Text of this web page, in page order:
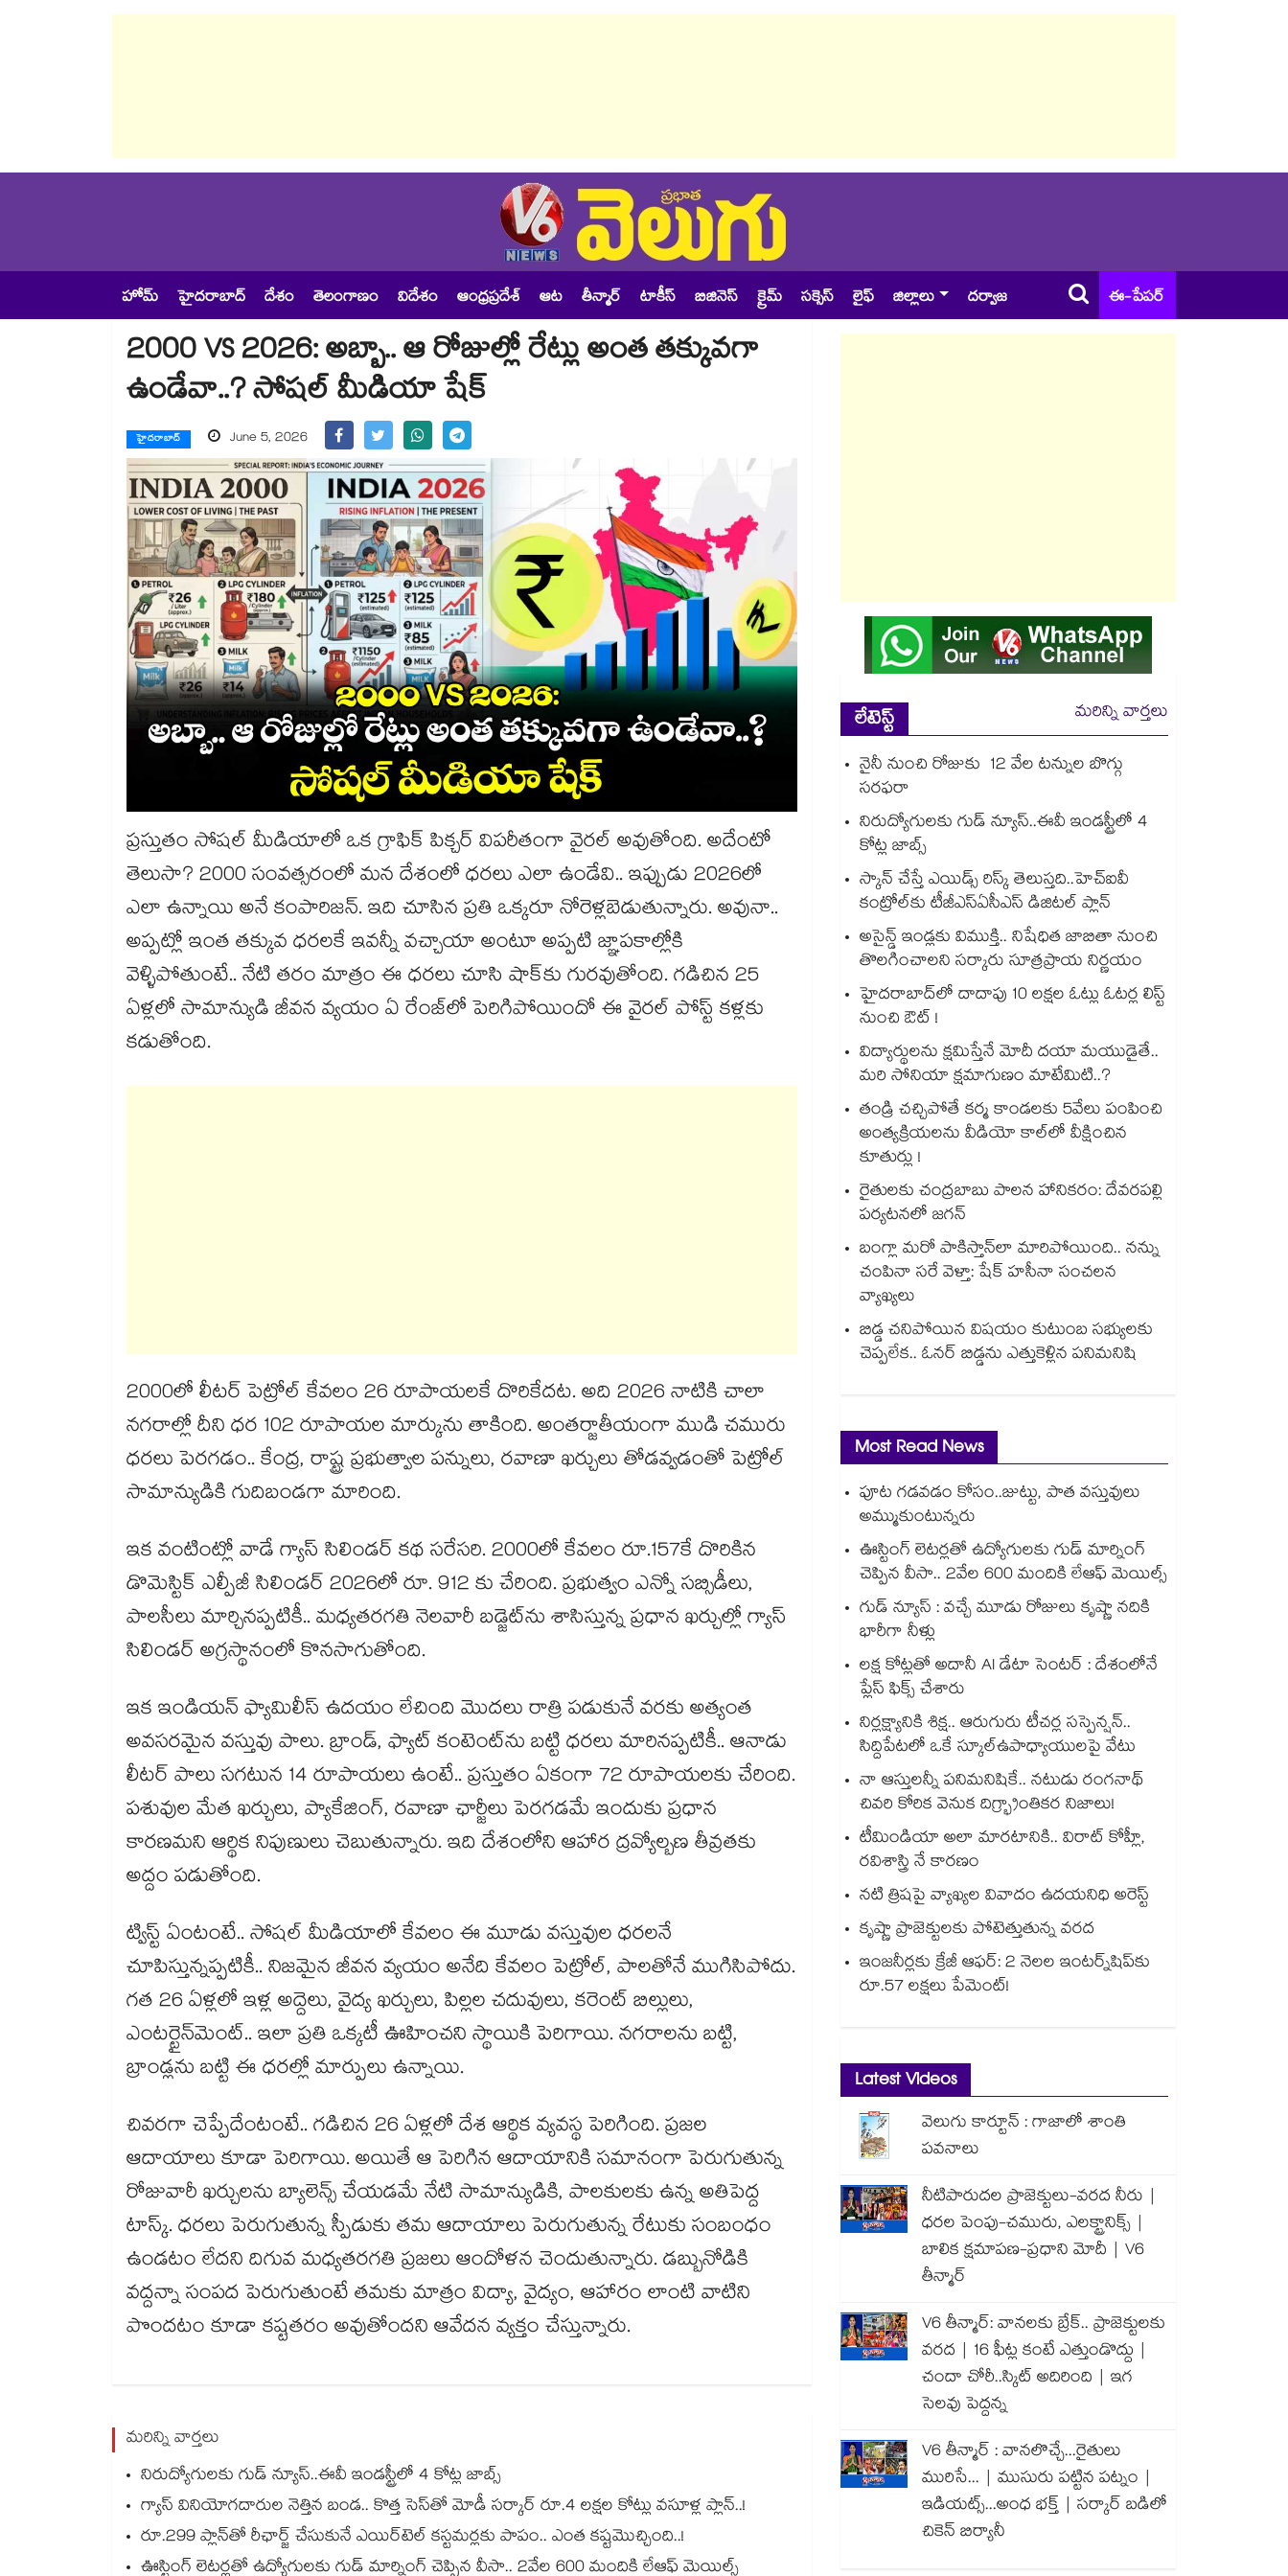
హోమ్ హైదరాబాద్ దేశం తెలంగాణం విదేశం ఆంధ్రప్రదేశ్ ఆట తీన్మార్ టాకీస్ బిజినెస్ క్రైమ్ సక్సెస్ లైఫ్ జిల్లాలు దర్వాజ ఈ-పేపర్
2000 VS 2026: అబ్బా.. ఆ రోజుల్లో రేట్లు అంత తక్కువగా
ఉండేవా..? సోషల్ మీడియా షేక్
హైదరాబాద్ June 5, 2026
ప్రస్తుతం సోషల్ మీడియాలో ఒక గ్రాఫిక్ పిక్చర్ విపరీతంగా వైరల్ అవుతోంది. అదేంటో
తెలుసా? 2000 సంవత్సరంలో మన దేశంలో ధరలు ఎలా ఉండేవి.. ఇప్పుడు 2026లో
ఎలా ఉన్నాయి అనే కంపారిజన్. ఇది చూసిన ప్రతి ఒక్కరూ నోరెళ్లబెడుతున్నారు. అవునా..
అప్పట్లో ఇంత తక్కువ ధరలకే ఇవన్నీ వచ్చాయా అంటూ అప్పటి జ్ఞాపకాల్లోకి
వెళ్ళిపోతుంటే.. నేటి తరం మాత్రం ఈ ధరలు చూసి షాక్‌కు గురవుతోంది. గడిచిన 25
ఏళ్లలో సామాన్యుడి జీవన వ్యయం ఏ రేంజ్‌లో పెరిగిపోయిందో ఈ వైరల్ పోస్ట్ కళ్లకు
కడుతోంది.
2000లో లీటర్ పెట్రోల్ కేవలం 26 రూపాయలకే దొరికేదట. అది 2026 నాటికి చాలా
నగరాల్లో దీని ధర 102 రూపాయల మార్కును తాకింది. అంతర్జాతీయంగా ముడి చమురు
ధరలు పెరగడం.. కేంద్ర, రాష్ట్ర ప్రభుత్వాల పన్నులు, రవాణా ఖర్చులు తోడవ్వడంతో పెట్రోల్
సామాన్యుడికి గుదిబండగా మారింది.
ఇక వంటింట్లో వాడే గ్యాస్ సిలిండర్ కథ సరేసరి. 2000లో కేవలం రూ.157కే దొరికిన
డొమెస్టిక్ ఎల్పీజీ సిలిండర్ 2026లో రూ. 912 కు చేరింది. ప్రభుత్వం ఎన్నో సబ్సిడీలు,
పాలసీలు మార్చినప్పటికీ.. మధ్యతరగతి నెలవారీ బడ్జెట్‌ను శాసిస్తున్న ప్రధాన ఖర్చుల్లో గ్యాస్
సిలిండర్ అగ్రస్థానంలో కొనసాగుతోంది.
ఇక ఇండియన్ ఫ్యామిలీస్ ఉదయం లేచింది మొదలు రాత్రి పడుకునే వరకు అత్యంత
అవసరమైన వస్తువు పాలు. బ్రాండ్, ఫ్యాట్ కంటెంట్‌ను బట్టి ధరలు మారినప్పటికీ.. ఆనాడు
లీటర్ పాలు సగటున 14 రూపాయలు ఉంటే.. ప్రస్తుతం ఏకంగా 72 రూపాయలకు చేరింది.
పశువుల మేత ఖర్చులు, ప్యాకేజింగ్, రవాణా ఛార్జీలు పెరగడమే ఇందుకు ప్రధాన
కారణమని ఆర్థిక నిపుణులు చెబుతున్నారు. ఇది దేశంలోని ఆహార ద్రవ్యోల్బణ తీవ్రతకు
అద్దం పడుతోంది.
ట్విస్ట్ ఏంటంటే.. సోషల్ మీడియాలో కేవలం ఈ మూడు వస్తువుల ధరలనే
చూపిస్తున్నప్పటికీ.. నిజమైన జీవన వ్యయం అనేది కేవలం పెట్రోల్, పాలతోనే ముగిసిపోదు.
గత 26 ఏళ్లలో ఇళ్ల అద్దెలు, వైద్య ఖర్చులు, పిల్లల చదువులు, కరెంట్ బిల్లులు,
ఎంటర్టైన్‌మెంట్.. ఇలా ప్రతి ఒక్కటీ ఊహించని స్థాయికి పెరిగాయి. నగరాలను బట్టి,
బ్రాండ్లను బట్టి ఈ ధరల్లో మార్పులు ఉన్నాయి.
చివరగా చెప్పేదేంటంటే.. గడిచిన 26 ఏళ్లలో దేశ ఆర్థిక వ్యవస్థ పెరిగింది. ప్రజల
ఆదాయాలు కూడా పెరిగాయి. అయితే ఆ పెరిగిన ఆదాయానికి సమానంగా పెరుగుతున్న
రోజువారీ ఖర్చులను బ్యాలెన్స్ చేయడమే నేటి సామాన్యుడికి, పాలకులకు ఉన్న అతిపెద్ద
టాస్క్. ధరలు పెరుగుతున్న స్పీడుకు తమ ఆదాయాలు పెరుగుతున్న రేటుకు సంబంధం
ఉండటం లేదని దిగువ మధ్యతరగతి ప్రజలు ఆందోళన చెందుతున్నారు. డబ్బునోడికి
వద్దన్నా సంపద పెరుగుతుంటే తమకు మాత్రం విద్యా, వైద్యం, ఆహారం లాంటి వాటిని
పొందటం కూడా కష్టతరం అవుతోందని ఆవేదన వ్యక్తం చేస్తున్నారు.
మరిన్ని వార్తలు
నిరుద్యోగులకు గుడ్ న్యూస్..ఈవీ ఇండస్ట్రీలో 4 కోట్ల జాబ్స్
గ్యాస్ వినియోగదారుల నెత్తిన బండ.. కొత్త సెస్‌తో మోడీ సర్కార్ రూ.4 లక్షల కోట్లు వసూళ్ల ప్లాన్..!
రూ.299 ప్లాన్‌తో రీఛార్జ్ చేసుకునే ఎయిర్‌టెల్ కస్టమర్లకు పాపం.. ఎంత కష్టమొచ్చింది..!
ఊస్టింగ్ లెటర్లతో ఉద్యోగులకు గుడ్ మార్నింగ్ చెప్పిన వీసా.. 2వేల 600 మందికి లేఆఫ్ మెయిల్స్
లేటెస్ట్
మరిన్ని వార్తలు
నైనీ నుంచి రోజుకు 12 వేల టన్నుల బొగ్గు
సరఫరా
నిరుద్యోగులకు గుడ్ న్యూస్..ఈవీ ఇండస్ట్రీలో 4
కోట్ల జాబ్స్
స్కాన్ చేస్తే ఎయిడ్స్ రిస్క్ తెలుస్తది..హెచ్‌‌‌‌‌‌‌‌ఐవీ
కంట్రోల్‌‌‌‌‌‌‌‌కు టీజీఎస్‌‌‌‌‌‌‌‌ఏసీఎస్ డిజిటల్ ప్లాన్
అసైన్డ్ ఇండ్లకు విముక్తి.. నిషేధిత జాబితా నుంచి
తొలగించాలని సర్కారు సూత్రప్రాయ నిర్ణయం
హైదరాబాద్⁫లో దాదాపు 10 లక్షల ఓట్లు ఓటర్ల లిస్ట్
నుంచి ఔట్ !
విద్యార్థులను క్షమిస్తేనే మోదీ దయా మయుడైతే..
మరి సోనియా క్షమాగుణం మాటేమిటి..?
తండ్రి చచ్చిపోతే కర్మ కాండలకు 5వేలు పంపించి
అంత్యక్రియలను వీడియో కాల్⁭లో వీక్షించిన
కూతుర్లు !
రైతులకు చంద్రబాబు పాలన హానికరం: దేవరపల్లి
పర్యటనలో జగన్
బంగ్లా మరో పాకిస్తాన్⁭లా మారిపోయింది.. నన్ను
చంపినా సరే వెళ్తా: షేక్ హసీనా సంచలన
వ్యాఖ్యలు
బిడ్డ చనిపోయిన విషయం కుటుంబ సభ్యులకు
చెప్పలేక.. ఓనర్ బిడ్డను ఎత్తుకెళ్లిన పనిమనిషి
Most Read News
పూట గడవడం కోసం..జుట్టు, పాత వస్తువులు
అమ్ముకుంటున్నరు
ఊస్టింగ్ లెటర్లతో ఉద్యోగులకు గుడ్ మార్నింగ్
చెప్పిన వీసా.. 2వేల 600 మందికి లేఆఫ్ మెయిల్స్
గుడ్ న్యూస్ : వచ్చే మూడు రోజులు కృష్ణా నదికి
భారీగా నీళ్లు
లక్ష కోట్లతో అదానీ AI డేటా సెంటర్ : దేశంలోనే
ప్లేస్ ఫిక్స్ చేశారు
నిర్లక్ష్యానికి శిక్ష.. ఆరుగురు టీచర్ల సస్పెన్షన్..
సిద్దిపేటలో ఒకే స్కూల్ఉపాధ్యాయులపై వేటు
నా ఆస్తులన్నీ పనిమనిషికే.. నటుడు రంగనాథ్
చివరి కోరిక వెనుక దిగ్భ్రాంతికర నిజాలు!
టీమిండియా అలా మారటానికి.. విరాట్ కోహ్లీ,
రవిశాస్త్రి నే కారణం
నటి త్రిషపై వ్యాఖ్యల వివాదం ఉదయనిధి అరెస్ట్
కృష్ణా ప్రాజెక్టులకు పోటెత్తుతున్న వరద
ఇంజనీర్లకు క్రేజీ ఆఫర్: 2 నెలల ఇంటర్న్‌షిప్‌కు
రూ.57 లక్షలు పేమెంట్!
Latest Videos
వెలుగు కార్టూన్ : గాజాలో శాంతి
పవనాలు
నీటిపారుదల ప్రాజెక్టులు-వరద నీరు |
ధరల పెంపు-చమురు, ఎలక్ట్రానిక్స్ |
బాలిక క్షమాపణ-ప్రధాని మోదీ | V6
తీన్మార్
V6 తీన్మార్: వానలకు బ్రేక్.. ప్రాజెక్టులకు
వరద | 16 ఫీట్ల కంటే ఎత్తుండొద్దు |
చందా చోరీ..స్కిట్ అదిరింది | ఇగ
సెలవు పెద్దన్న
V6 తీన్మార్ : వానలొచ్చే...రైతులు
మురిసే... | ముసురు పట్టిన పట్నం |
ఇడియట్స్...అంధ భక్త్ | సర్కార్ బడిలో
చికెన్ బిర్యానీ